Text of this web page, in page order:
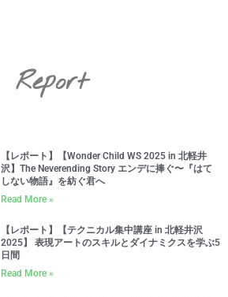
Report
【レポート】【Wonder Child WS 2025 in 北軽井
沢】The Neverending Story エンデに捧ぐ〜『はて
しない物語』を紡ぐ君へ
Read More »
【レポート】【テクニカル集中講座 in 北軽井沢
2025】 表現アートのスキルとダイナミクスを学ぶ5
日間
Read More »